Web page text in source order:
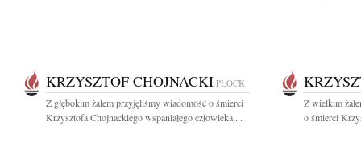
KRZYSZTOF CHOJNACKI PŁOCK
Z głębokim żalem przyjęliśmy wiadomość o śmierci
Krzysztofa Chojnackiego wspaniałego człowieka,...
Z wielkim
o śmierci